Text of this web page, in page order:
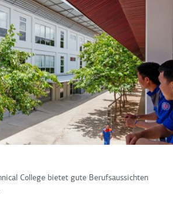
College bietet gute Berufsaussichten